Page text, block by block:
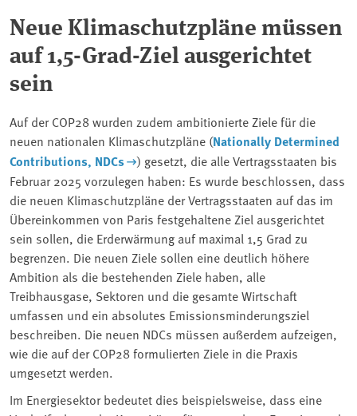
Neue Klimaschutzpläne müssen
auf 1,5-Grad-Ziel ausgerichtet
sein
Auf der COP28 wurden zudem ambitionierte Ziele für die
neuen nationalen Klimaschutzpläne (Nationally Determined
Contributions, NDCs
) gesetzt, die alle Vertragsstaaten bis
Februar 2025 vorzulegen haben: Es wurde beschlossen, dass
die neuen Klimaschutzpläne der Vertragsstaaten auf das im
Übereinkommen von Paris festgehaltene Ziel ausgerichtet
sein sollen, die Erderwärmung auf maximal 1,5 Grad zu
begrenzen. Die neuen Ziele sollen eine deutlich höhere
Ambition als die bestehenden Ziele haben, alle
Treibhausgase, Sektoren und die gesamte Wirtschaft
umfassen und ein absolutes Emissionsminderungsziel
beschreiben. Die neuen NDCs müssen außerdem aufzeigen,
wie die auf der COP28 formulierten Ziele in die Praxis
umgesetzt werden.
Im Energiesektor bedeutet dies beispielsweise, dass eine